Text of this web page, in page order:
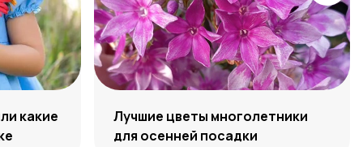
какие
Лучшие цветы многолетники
для осенней посадки